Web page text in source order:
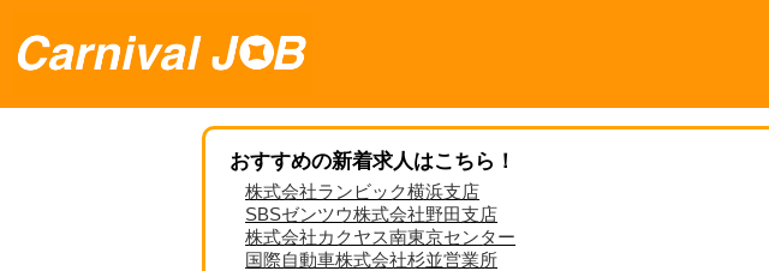
おすすめの新着求人はこちら！
株式会社ランビック横浜支店
SBSゼンツウ株式会社野田支店
株式会社カクヤス南東京センター
国際自動車株式会社杉並営業所